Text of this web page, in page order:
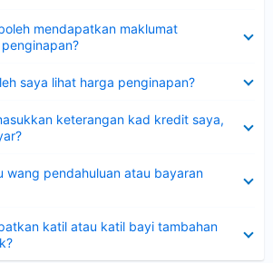
mendapatkan maklumat
saya lihat harga penginapan?
keterangan kad kredit saya,
wang pendahuluan atau bayaran
katil atau katil bayi tambahan